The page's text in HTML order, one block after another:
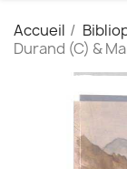
Accueil
Durand (C) &